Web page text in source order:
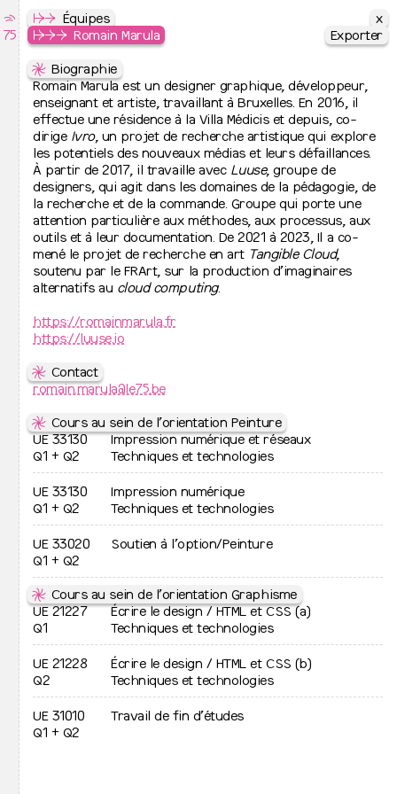
Le Septantecinq
École Supérieure des Arts de l’image
↦
Cursus
↦ ⇒ Peinture
↦
⇒ Images plurielles imprimées
↦
⇒ Graphisme
↦
⇒ Photographie
↦
⇒ Bachelier de spécialisation
↦
Jurys de fin d’études
↦
Admissions et inscription
↦
⇒ Inscriptions à l’école
↦
⇒ Admission 2026-2027
↦
L’école
↦
↦
⇒ Contacts et lieux d’activité
↦
⇒ Équipes
↦
↦
⇒ Recherche artistique
↦ ⇒ Cinquante ans d’histoire
↦
↦
Vie étudiante
↦
⇒ Conseil Étudiant·e
↦
⇒ Aide aux étudiant·es
↦
⇒ Organisation des études
↦
⇒ Agendas
↦
⇒ Accès à la bibliothèque
↦
⇒ Accès au Printlab
↦
⇒ La Collec
↦
Projets phares
↦
Activités de l’école
↦
⇒ Actualités
↦
⇒ Archives
Colophon
Instagram
↦ L’école
↦⇒ Équipes
x
Exporter
⇋ Direction
↛ Valérie Pihet
+32 2 761 01 20
direction@le75.be
⇋ Équipes administratives
↛
Joëlle Meys
joelle.meys@le75.be
↛ Noëlle Costa-Fujimoto
+32 2 761 01 21
noelle.costa@le75.be
↛ Julia Van Weddingen
+32 2 761 01 25
julia.vanweddingen@le75.be
technique@le75.be
↛ David Lesimple
↛ Auriane Smets
+32 2 761 01 24
↛ Gabriella Tihon-Gyorffy
+32 2 761 01 24
gabriella.tihon@le75.be
↛ Francesca Valentini
+32 2 761 01 22
francesca.valentini@le75.be
↛ Marie Maloux
+32 2 761 01 21
erasmus@le75.be
↛ David
↛ Tiffany
⇋
Équipe enseignante
Peinture
↛ Sébastien Biset↛ Anne De Gelas ↛ Anne De Jaeger
↛ Olivier Duquenne↛ Félix Gastout↛ Muriel Gerhart
↛
Mélanie Godin↛ Bruno Hellenbosch
↛ Philippe Jeuniaux ↛ Benoit Lorent
↛ Romain Marula↛ Roberta Miss↛
↛ Jonathan Poliart
↦⇒ Équipes
↦⇒⇒ Romain Marula
x
Exporter
⇋ Biographie
Romain Marula est un designer graphique, développeur,
enseignant et artiste, travaillant à Bruxelles. En 2016, il
effectue une résidence à la Villa Médicis et depuis, co-
dirigeIvro, un projet de recherche artistique qui explore
les potentiels des nouveaux médias et leurs défaillances.
À partir de 2017, il travaille avec Luuse, groupe de
designers, qui agit dans les domaines de la pédagogie, de
la recherche et de la commande. Groupe qui porte une
attention particulière aux méthodes, aux processus, aux
outils et à leur documentation. De 2021 à 2023, Il a co-
mené le projet de recherche en art Tangible Cloud,
soutenu par le FRArt, sur la production d’imaginaires
alternatifs au cloud computing.
https://romainmarula.fr
https://luuse.io
⇋ Contact
romain.marula@le75.be
⇋ Cours au sein de l’orientation Peinture
UE 33130
Q1 + Q2
Impression numérique et réseaux
Techniques et technologies
UE 33130
Q1 + Q2
Impression numérique
Techniques et technologies
UE 33020
Q1 + Q2
Soutien à l’option/Peinture
⇋ Cours au sein de l’orientation Graphisme
UE 21227
Q1
Écrire le design / HTML et CSS (a)
Techniques et technologies
UE 21228
Q2
Écrire le design / HTML et CSS (b)
Techniques et technologies
UE 31010
Q1 + Q2
Travail de fin d’études
⇶
75